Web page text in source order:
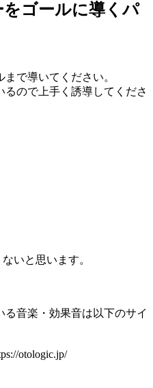
ゴールに導くパ
で導いてください。
ので上手く誘導してくださ
と思います。
音楽・効果音は以下のサイ
otologic.jp/